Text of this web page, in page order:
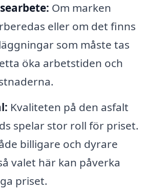
Om marken
eller om det finns
som måste tas
öka arbetstiden och
Kvaliteten på den asfalt
spelar stor roll för priset.
billigare och dyrare
valet här kan påverka
priset.